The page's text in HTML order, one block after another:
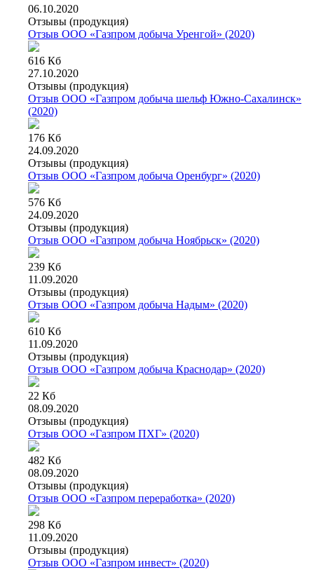
06.10.2020
Отзывы (продукция)
Отзыв ООО «Газпром добыча Уренгой» (2020)
616 Кб
27.10.2020
Отзывы (продукция)
Отзыв ООО «Газпром добыча шельф Южно-Сахалинск»
(2020)
176 Кб
24.09.2020
Отзывы (продукция)
Отзыв ООО «Газпром добыча Оренбург» (2020)
576 Кб
24.09.2020
Отзывы (продукция)
Отзыв ООО «Газпром добыча Ноябрьск» (2020)
239 Кб
11.09.2020
Отзывы (продукция)
Отзыв ООО «Газпром добыча Надым» (2020)
610 Кб
11.09.2020
Отзывы (продукция)
Отзыв ООО «Газпром добыча Краснодар» (2020)
22 Кб
08.09.2020
Отзывы (продукция)
Отзыв ООО «Газпром ПХГ» (2020)
482 Кб
08.09.2020
Отзывы (продукция)
Отзыв ООО «Газпром переработка» (2020)
298 Кб
11.09.2020
Отзывы (продукция)
Отзыв ООО «Газпром инвест» (2020)